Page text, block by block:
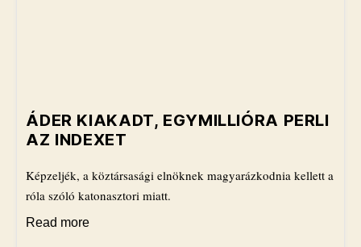
ÁDER KIAKADT, EGYMILLIÓRA PERLI
AZ INDEXET
Képzeljék, a köztársasági elnöknek magyarázkodnia kellett a
róla szóló katonasztori miatt.
Read more